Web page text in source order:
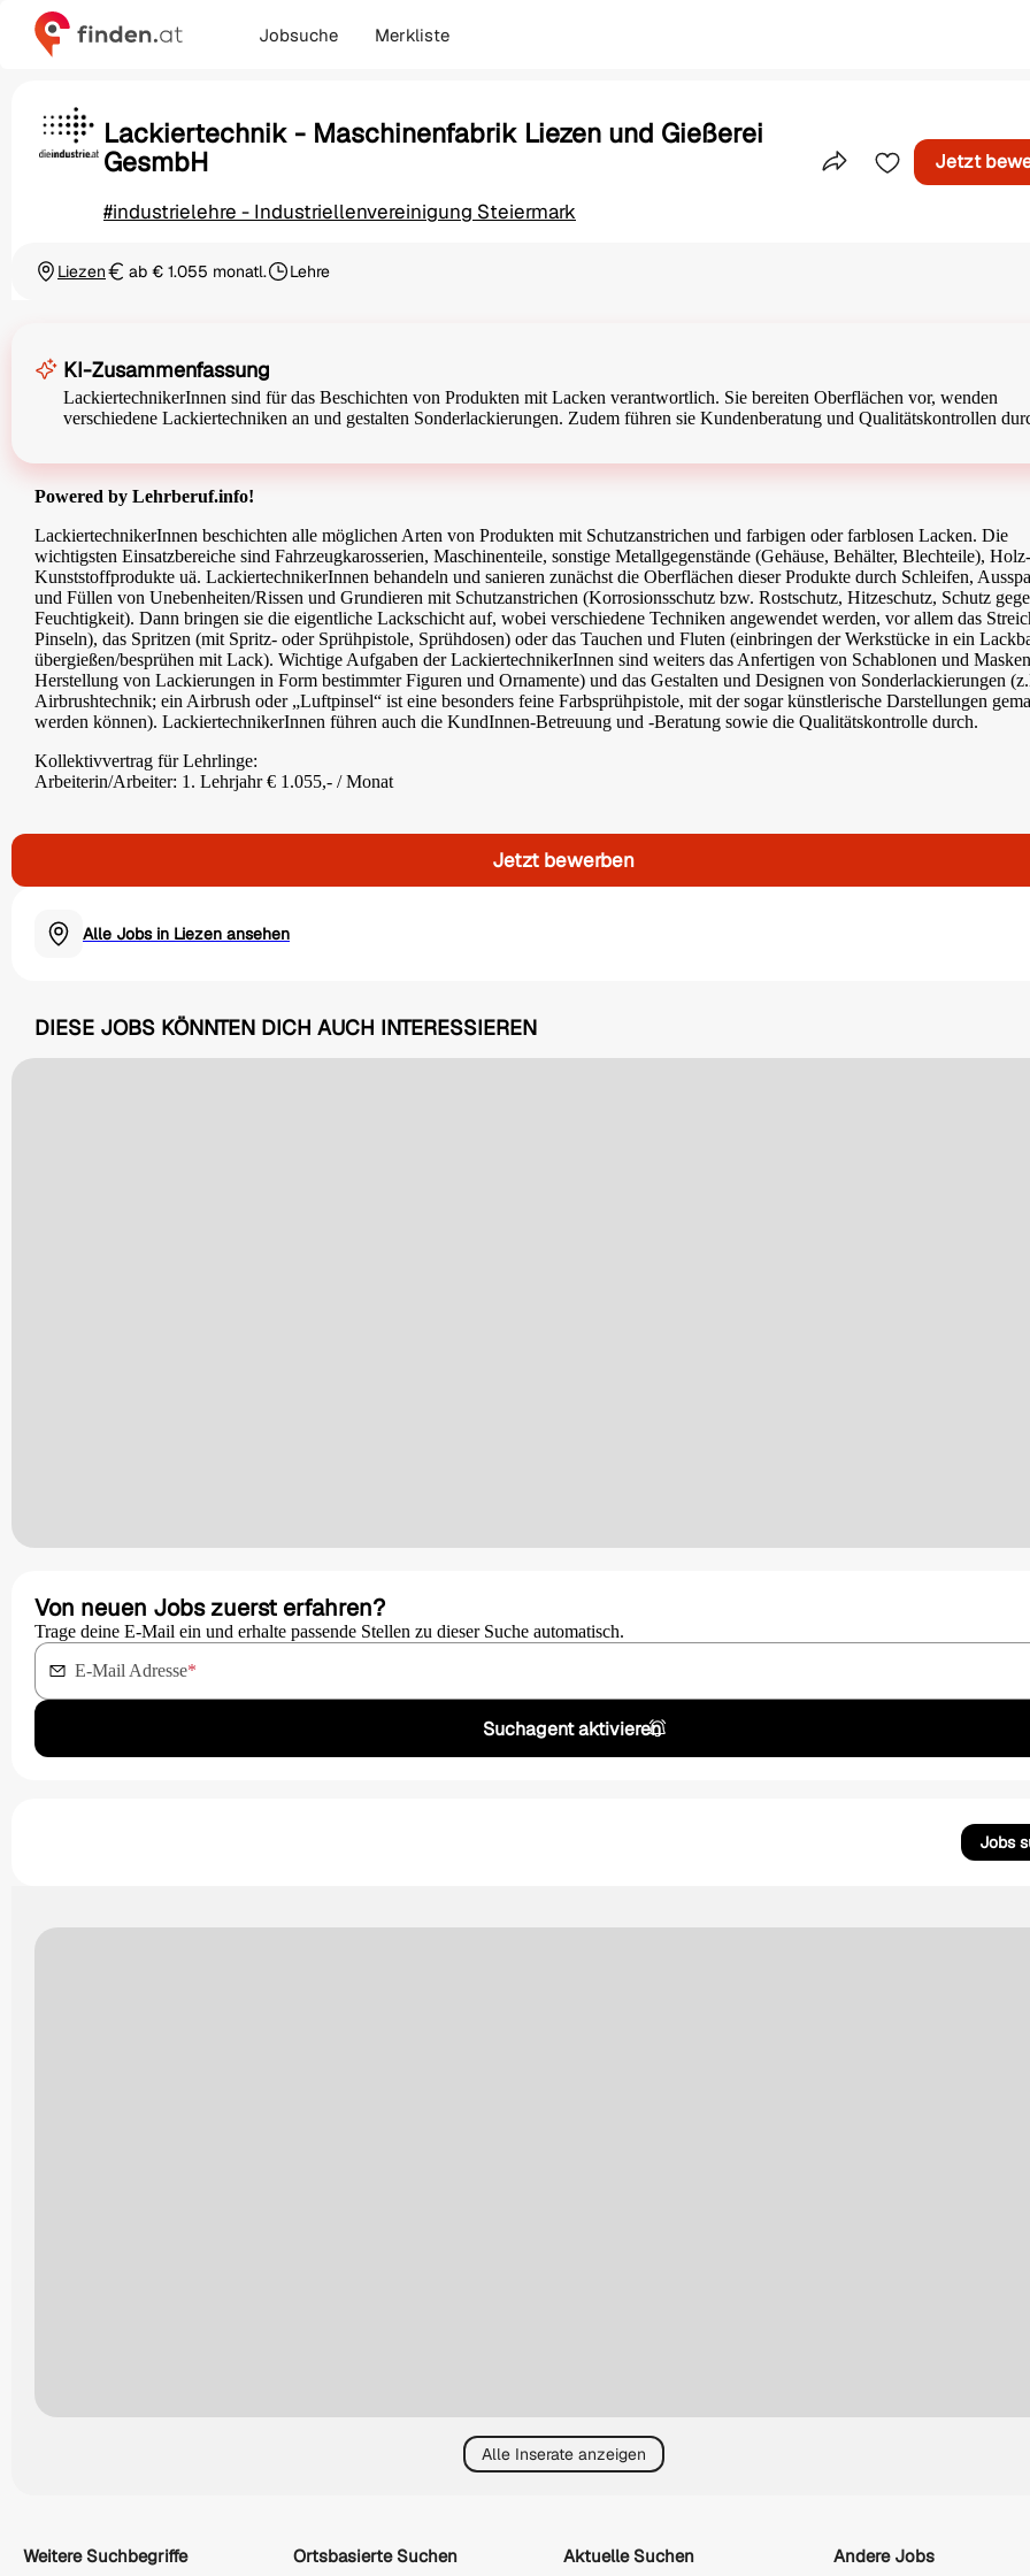
Jobsuche Merkliste
Lackiertechnik - Maschinenfabrik Liezen und Gießerei
GesmbH
#industrielehre - Industriellenvereinigung Steiermark
Teile dieses Inserat
Jetzt
Ortschaft
LiezenGehaltab € 1.055 monatl.Beschäftigungsart
Lehre
KI-Zusammenfassung
LackiertechnikerInnen sind für das Beschichten von Produkten mit Lacken verantwortlich. Sie bereiten Oberflächen vor, wenden
verschiedene Lackiertechniken an und gestalten Sonderlackierungen. Zudem führen sie Kundenberatung und Qualitätskontrollen
Powered by Lehrberuf.info!
LackiertechnikerInnen beschichten alle möglichen Arten von Produkten mit Schutzanstrichen und farbigen oder farblosen Lacken. Die
wichtigsten Einsatzbereiche sind Fahrzeugkarosserien, Maschinenteile, sonstige Metallgegenstände (Gehäuse, Behälter, Blechteile),
Kunststoffprodukte uä. LackiertechnikerInnen behandeln und sanieren zunächst die Oberflächen dieser Produkte durch Schleifen,
und Füllen von Unebenheiten/Rissen und Grundieren mit Schutzanstrichen (Korrosionsschutz bzw. Rostschutz, Hitzeschutz, Schutz
Feuchtigkeit). Dann bringen sie die eigentliche Lackschicht auf, wobei verschiedene Techniken angewendet werden, vor allem das
Pinseln), das Spritzen (mit Spritz- oder Sprühpistole, Sprühdosen) oder das Tauchen und Fluten (einbringen der Werkstücke in ein
übergießen/besprühen mit Lack). Wichtige Aufgaben der LackiertechnikerInnen sind weiters das Anfertigen von Schablonen und
Herstellung von Lackierungen in Form bestimmter Figuren und Ornamente) und das Gestalten und Designen von Sonderlackierungen
Airbrushtechnik; ein Airbrush oder „Luftpinsel“ ist eine besonders feine Farbsprühpistole, mit der sogar künstlerische Darstellungen
werden können). LackiertechnikerInnen führen auch die KundInnen-Betreuung und -Beratung sowie die Qualitätskontrolle durch.
Kollektivvertrag für Lehrlinge:
Arbeiterin/Arbeiter: 1. Lehrjahr € 1.055,- / Monat
Jetzt bewerben
Alle Jobs in Liezen ansehen
DIESE JOBS KÖNNTEN DICH AUCH INTERESSIEREN
Von neuen Jobs zuerst erfahren?
Trage deine E-Mail ein und erhalte passende Stellen zu dieser Suche automatisch.
E-Mail Adresse*
Suchagent aktivieren
Jobs
Alle Inserate anzeigen
Weitere Suchbegriffe Ortsbasierte Suchen Aktuelle Suchen Andere Jobs